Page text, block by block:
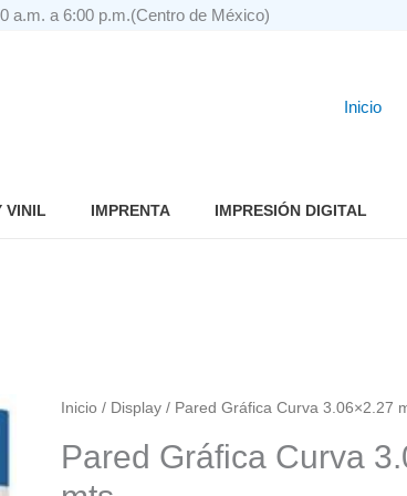
a.m. a 6:00 p.m.(Centro de México)
Inicio
VINIL IMPRENTA IMPRESIÓN DIGITAL
Inicio / Display / Pared Gráfica Curva 3.06×2.27
Pared Gráfica Curva
Pared
Curva